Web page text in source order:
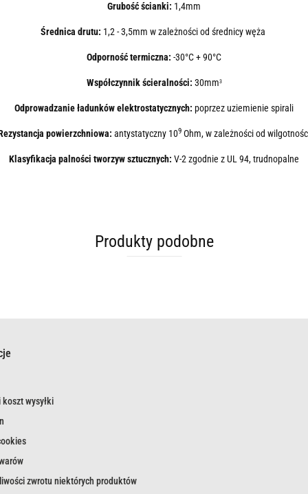
Grubość ścianki: 1,4mm
Średnica drutu: 1,2 - 3,5mm w zależności od średnicy węża
Odporność termiczna: -30°C + 90°C
Współczynnik ścieralności: 30mm3
Odprowadzanie ładunków elektrostatycznych: poprzez uziemienie spirali
powierzchniowa: antystatyczny 109 Ohm, w zależności od
Klasyfikacja palności tworzyw sztucznych: V-2 zgodnie z UL 94, trudnopalne
Produkty podobne
wysyłki
zwrotu niektórych produktów